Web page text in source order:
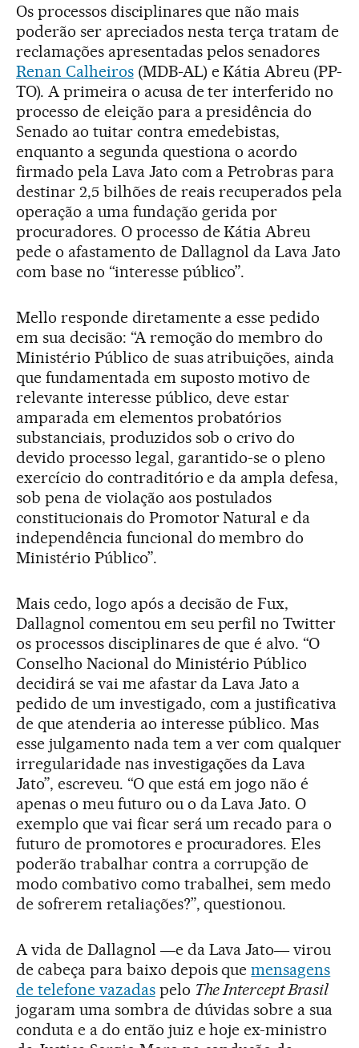
Os processos disciplinares que não mais
poderão ser apreciados nesta terça tratam de
reclamações apresentadas pelos senadores
Renan Calheiros(MDB-AL) e Kátia Abreu (PP-
TO). A primeira o acusa de ter interferido no
processo de eleição para a presidência do
Senado ao tuitar contra emedebistas,
enquanto a segunda questiona o acordo
firmado pela Lava Jato com a Petrobras para
destinar 2,5 bilhões de reais recuperados pela
operação a uma fundação gerida por
procuradores. O processo de Kátia Abreu
pede o afastamento de Dallagnol da Lava Jato
com base no “interesse público”.
Mello responde diretamente a esse pedido
em sua decisão: “A remoção do membro do
Ministério Público de suas atribuições, ainda
que fundamentada em suposto motivo de
relevante interesse público, deve estar
amparada em elementos probatórios
substanciais, produzidos sob o crivo do
devido processo legal, garantido-se o pleno
exercício do contraditório e da ampla defesa,
sob pena de violação aos postulados
constitucionais do Promotor Natural e da
independência funcional do membro do
Ministério Público”.
Mais cedo, logo após a decisão de Fux,
Dallagnol comentou em seu perfil no Twitter
os processos disciplinares de que é alvo. “O
Conselho Nacional do Ministério Público
decidirá se vai me afastar da Lava Jato a
pedido de um investigado, com a justificativa
de que atenderia ao interesse público. Mas
esse julgamento nada tem a ver com qualquer
irregularidade nas investigações da Lava
Jato”, escreveu. “O que está em jogo não é
apenas o meu futuro ou o da Lava Jato. O
exemplo que vai ficar será um recado para o
futuro de promotores e procuradores. Eles
poderão trabalhar contra a corrupção de
modo combativo como trabalhei, sem medo
de sofrerem retaliações?”, questionou.
A vida de Dallagnol ―e da Lava Jato― virou
de cabeça para baixo depois quemensagens
de telefone vazadaspelo The Intercept Brasil
jogaram uma sombra de dúvidas sobre a sua
conduta e a do então juiz e hoje ex-ministro